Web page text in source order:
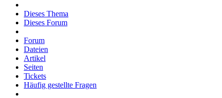
Dieses Thema
Dieses Forum
Forum
Dateien
Artikel
Seiten
Tickets
Häufig gestellte Fragen